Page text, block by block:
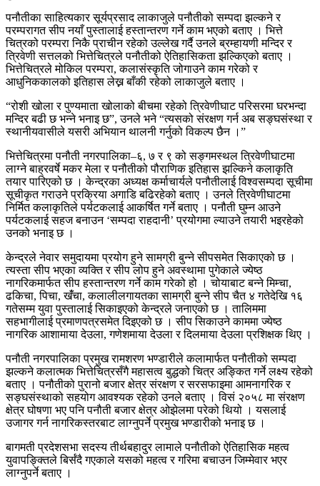
पनौतीका साहित्यकार सूर्यप्रसाद लाकाजुले पनौतीको सम्पदा झल्कने र
परम्परागत सीप नयाँ पुस्तालाई हस्तान्तरण गर्ने काम भएको बताए । भित्ते
चित्रको परम्परा निकै प्राचीन रहेको उल्लेख गर्दै उनले ब्रम्हायणी मन्दिर र
त्रिवेणी सत्तलको भित्तेचित्रले पनौतीको ऐतिहासिकता झल्किएको बताए ।
भित्तेचित्रले मोकिल परम्परा, कलासंस्कृति जोगाउने काम गरेको र
आधुनिककालको इतिहास लेख्न बाँकी रहेको लाकाजुले बताए ।
“रोशी खोला र पुण्यमाता खोलाको बीचमा रहेको त्रिवेणीघाट परिसरमा घरभन्दा
मन्दिर बढी छ भन्ने भनाइ छ”, उनले भने “त्यसको संरक्षण गर्न अब सङ्घसंस्था र
स्थानीयवासीले यसरी अभियान थालनी गर्नुको विकल्प छैन ।”
भित्तेचित्रमा पनौती नगरपालिका–६, ७ र ९ को सङ्गमस्थल त्रिवेणीघाटमा
लाग्ने बाह्रवर्षे मकर मेला र पनौतीको पौराणिक इतिहास झल्किने कलाकृति
तयार पारिएको छ । केन्द्रका अध्यक्ष कर्माचार्यले पनौतीलाई विश्वसम्पदा सूचीमा
सूचीकृत गराउने प्रक्रिया अगाडि बढिरहेको बताए । उनले त्रिवेणीघाटमा
निर्मित कलाकृतिले पर्यटकलाई आकर्षित गर्ने बताए । पनौती घुम्न आउने
पर्यटकलाई सहज बनाउन ‘सम्पदा राहदानी’ प्रयोगमा ल्याउने तयारी भइरहेको
उनको भनाइ छ ।
केन्द्रले नेवार समुदायमा प्रयोग हुने सामग्री बुन्ने सीपसमेत सिकाएको छ ।
त्यस्ता सीप भएका व्यक्ति र सीप लोप हुने अवस्थामा पुगेकाले ज्येष्ठ
नागरिकमार्फत सीप हस्तान्तरण गर्ने काम गरेको हो । चोयाबाट बन्ने मिम्चा,
ढकिचा, पिचा, खंँचा, कलालीलगायतका सामग्री बुन्ने सीप चैत ४ गतेदेखि १६
गतेसम्म युवा पुस्तालाई सिकाइएको केन्द्रले जनाएको छ । तालिममा
सहभागीलाई प्रमाणपत्रसमेत दिइएको छ । सीप सिकाउने काममा ज्येष्ठ
नागरिक आशामाया देउला, गणेशमाया देउला र दिलमाया देउला प्रशिक्षक थिए ।
पनौती नगरपालिका प्रमुख रामशरण भण्डारीले कलामार्फत पनौतीको सम्पदा
झल्कने कलात्मक भित्तेचित्रसँगै महासत्व बुद्धको चित्र अङ्कित गर्ने लक्ष्य रहेको
बताए । पनौतीको पुरानो बजार क्षेत्र संरक्षण र सरसफाइमा आमनागरिक र
सङ्घसंस्थाको सहयोग आवश्यक रहेको उनले बताए । विसं २०५८ मा संरक्षण
क्षेत्र घोषणा भए पनि पनौती बजार क्षेत्र ओझेलमा परेको थियो । यसलाई
उजागर गर्न नागरिकस्तरबाट लाग्नुपर्ने प्रमुख भण्डारीको भनाइ छ ।
बागमती प्रदेशसभा सदस्य तीर्थबहादुर लामाले पनौतीको ऐतिहासिक महत्व
युवापङ्क्तिले बिर्संदै गएकाले यसको महत्व र गरिमा बचाउन जिम्मेवार भएर
लाग्नुपर्ने बताए ।